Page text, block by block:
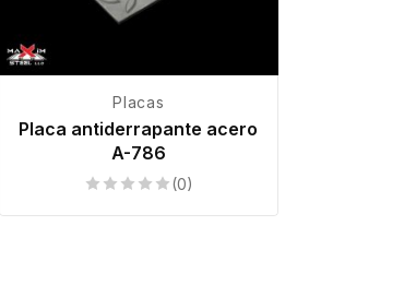
Placas
Placa antiderrapante acero
A-786
(0)